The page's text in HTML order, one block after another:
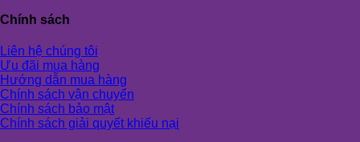
Chính sách
Liên hệ chúng tôi
Ưu đãi mua hàng
Hướng dẫn mua hàng
Chính sách vận chuyển
Chính sách bảo mật
Chính sách giải quyết khiếu nại